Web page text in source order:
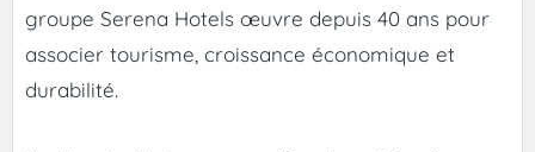
groupe Serena Hotels œuvre depuis 40 ans pour
associer tourisme, croissance économique et
durabilité.